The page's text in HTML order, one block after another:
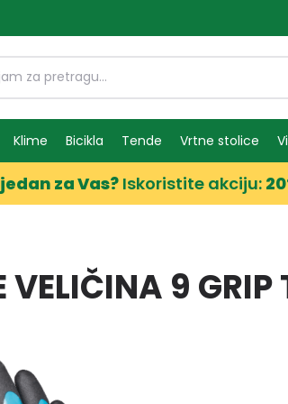
Klime Bicikla Tende Vrtne stolice
za Vas?Iskoristite akciju:
VELIČINA 9